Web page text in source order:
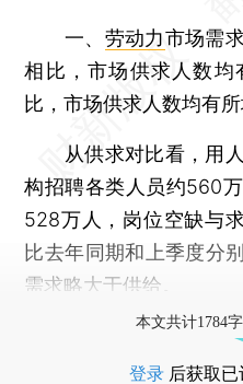
一、 劳动力市场需
相比，市场供求人数
比，市场供求人数均有所
从供求对比看，用人
构招聘各类人员约560
528万人，岗位空缺与
比去年同期和上季度分
需求略大于供给。
本文共计1784
登录 后获取